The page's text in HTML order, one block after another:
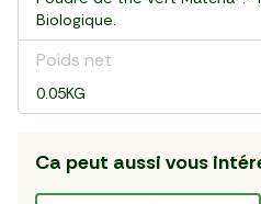
Biologique.
Poids net
0.05KG
Ca peut aussi vous